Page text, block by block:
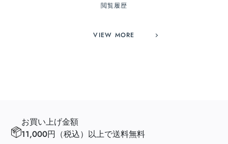
閲覧履歴
VIEW MORE
お買い上げ金額
11,000円（税込）以上で送料無料